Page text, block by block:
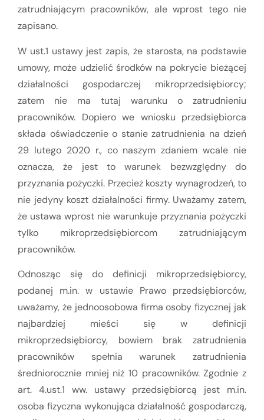
zatrudniającym pracowników, ale wprost tego nie
zapisano.
W ust.1 ustawy jest zapis, że starosta, na podstawie
umowy, może udzielić środków na pokrycie bieżącej
działalności gospodarczej mikroprzedsiębiorcy;
zatem nie ma tutaj warunku o zatrudnieniu
pracowników. Dopiero we wniosku przedsiębiorca
składa oświadczenie o stanie zatrudnienia na dzień
29 lutego 2020 r., co naszym zdaniem wcale nie
oznacza, że jest to warunek bezwzględny do
przyznania pożyczki. Przecież koszty wynagrodzeń, to
nie jedyny koszt działalności firmy. Uważamy zatem,
że ustawa wprost nie warunkuje przyznania pożyczki
tylko mikroprzedsiębiorcom zatrudniającym
pracowników.
Odnosząc się do definicji mikroprzedsiębiorcy,
podanej m.in. w ustawie Prawo przedsiębiorców,
uważamy, że jednoosobowa firma osoby fizycznej jak
najbardziej mieści się w definicji
mikroprzedsiębiorcy, bowiem brak zatrudnienia
pracowników spełnia warunek zatrudnienia
średniorocznie mniej niż 10 pracowników. Zgodnie z
art. 4.ust.1 ww. ustawy przedsiębiorcą jest m.in.
osoba fizyczna wykonująca działalność gospodarczą,